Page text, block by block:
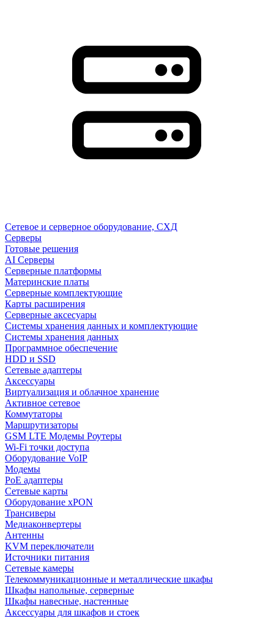
Сетевое и серверное оборудование, СХД
Cерверы
Готовые решения
AI Серверы
Серверные платформы
Материнские платы
Серверные комплектующие
Карты расширения
Серверные аксесуары
Системы хранения данных и комплектующие
Системы хранения данных
Программное обеспечение
HDD и SSD
Сетевые адаптеры
Аксессуары
Виртуализация и облачное хранение
Активное сетевое
Коммутаторы
Маршрутизаторы
GSM LTE Модемы Роутеры
Wi-Fi точки доступа
Оборудование VoIP
Модемы
PoE адаптеры
Сетевые карты
Оборудование xPON
Трансиверы
Медиаконвертеры
Антенны
KVM переключатели
Источники питания
Сетевые камеры
Телекоммуникационные и металлические шкафы
Шкафы напольные, серверные
Шкафы навесные, настенные
Аксессуары для шкафов и стоек